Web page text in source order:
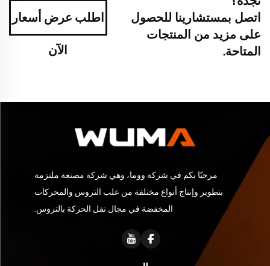
اتصل بمستشارينا للحصول
على مزيد من المنتجات
المتاحة.
اطلب عرض أسعار
الآن
مرحبًا بكم في شركة ووما، وهي شركة مصنعة ملتزمة
بتطوير وإنتاج أنواع مختلفة من علب التروس والمحركات
المخفضة في مجال نقل الحركة بالتروس.